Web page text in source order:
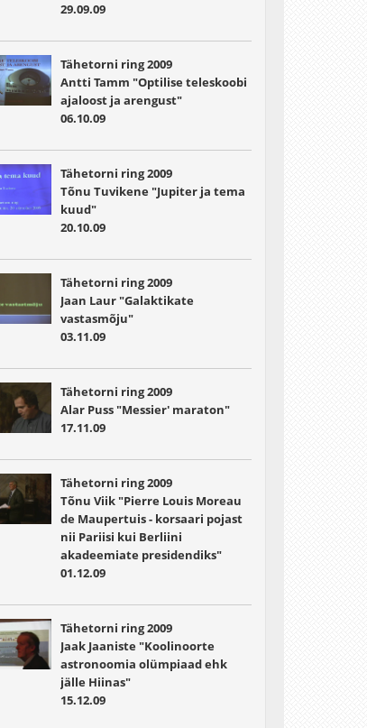
29.09.09
Tähetorni ring 2009
Antti Tamm "Optilise teleskoobi
ajaloost ja arengust"
06.10.09
Tähetorni ring 2009
Tõnu Tuvikene "Jupiter ja tema
kuud"
20.10.09
Tähetorni ring 2009
Jaan Laur "Galaktikate
vastasmõju"
03.11.09
Tähetorni ring 2009
Alar Puss "Messier' maraton"
17.11.09
Tähetorni ring 2009
Tõnu Viik "Pierre Louis Moreau
de Maupertuis - korsaari pojast
nii Pariisi kui Berliini
akadeemiate presidendiks"
01.12.09
Tähetorni ring 2009
Jaak Jaaniste "Koolinoorte
astronoomia olümpiaad ehk
jälle Hiinas"
15.12.09